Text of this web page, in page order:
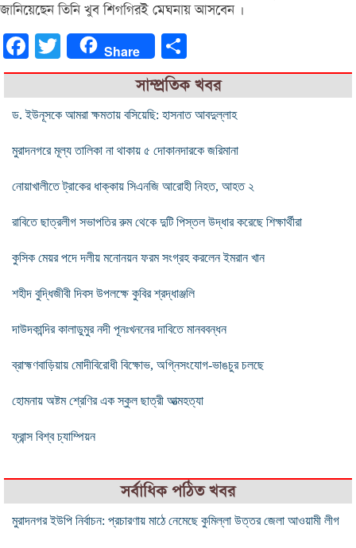
জানিয়েছেন তিনি খুব শিগগিরই মেঘনায় আসবেন ।
FacebookTwitter Share
সাম্প্রতিক খবর
ড. ইউনূসকে আমরা ক্ষমতায় বসিয়েছি: হাসনাত আবদুল্লাহ
মুরাদনগরে মূল্য তালিকা না থাকায় ৫ দোকানদারকে জরিমানা
নোয়াখালীতে ট্রাকের ধাক্কায় সিএনজি আরোহী নিহত, আহত ২
রাবিতে ছাত্রলীগ সভাপতির রুম থেকে দুটি পিস্তল উদ্ধার করেছে শিক্ষার্থীরা
কুসিক মেয়র পদে দলীয় মনোনয়ন ফরম সংগ্রহ করলেন ইমরান খান
শহীদ বুদ্ধিজীবী দিবস উপলক্ষে কুবির শ্রদ্ধাঞ্জলি
দাউদকান্দির কালাডুমুর নদী পূনঃখননের দাবিতে মানববন্ধন
ব্রাহ্মণবাড়িয়ায় মোদীবিরোধী বিক্ষোভ, অগ্নিসংযোগ-ভাঙচুর চলছে
হোমনায় অষ্টম শ্রেণির এক স্কুল ছাত্রী আত্মহত্যা
ফ্রান্স বিশ্ব চ্যাম্পিয়ন
সর্বাধিক পঠিত খবর
মুরাদনগর ইউপি নির্বাচন: প্রচারণায় মাঠে নেমেছে কুমিল্লা উত্তর জেলা আওয়ামী লীগ